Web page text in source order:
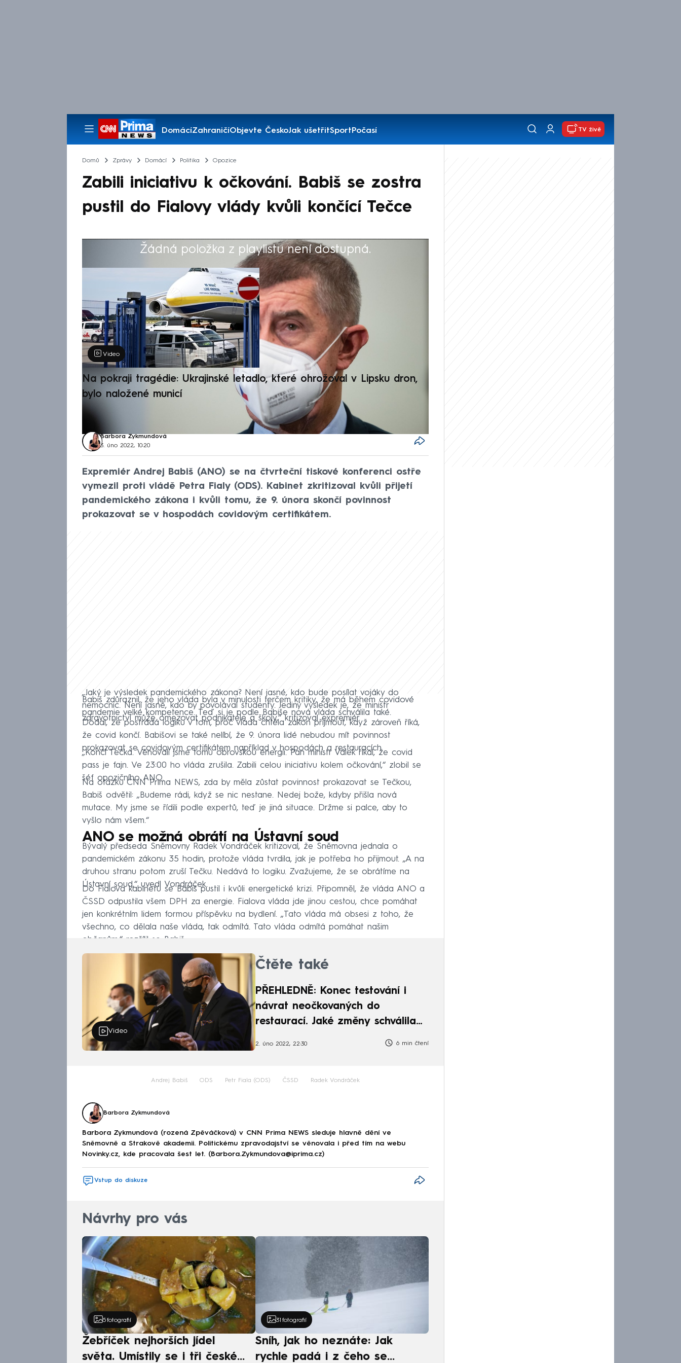
DomácíZahraničíObjevte ČeskoJak ušetřitSportPočasí
Pořady
TV živě
Domů Zprávy Domácí Politika Opozice
Zabili iniciativu k očkování. Babiš se zostra
pustil do Fialovy vlády kvůli končící Tečce
Žádná položka z playlistu není dostupná.
Výběr redakce
Video
Na pokraji tragédie: Ukrajinské letadlo, které ohrožoval v Lipsku dron,
bylo naložené municí
Barbora Zykmundová
3. úno 2022, 10:20
Expremiér Andrej Babiš (ANO) se na čtvrteční tiskové konferenci ostře
vymezil proti vládě Petra Fialy (ODS). Kabinet zkritizoval kvůli přijetí
pandemického zákona i kvůli tomu, že 9. února skončí povinnost
prokazovat se v hospodách covidovým certifikátem.
Babiš zdůraznil, že jeho vláda byla v minulosti terčem kritiky, že má během covidové
pandemie velké kompetence. Teď si je podle Babiše nová vláda schválila také.
„Jaký je výsledek pandemického zákona? Není jasné, kdo bude posílat vojáky do
nemocnic. Není jasné, kdo by povolával studenty. Jediný výsledek je, že ministr
zdravotnictví může omezovat podnikatele a školy,“ kritizoval expremiér.
Dodal, že postrádá logiku v tom, proč vláda chtěla zákon přijmout, když zároveň říká,
že covid končí. Babišovi se také nelíbí, že 9. února lidé nebudou mít povinnost
prokazovat se covidovým certifikátem například v hospodách a restauracích.
„Končí Tečka. Věnovali jsme tomu obrovskou energii. Pan ministr Válek říkal, že covid
pass je fajn. Ve 23:00 ho vláda zrušila. Zabili celou iniciativu kolem očkování,“ zlobil se
šéf opozičního ANO.
Na otázku CNN Prima NEWS, zda by měla zůstat povinnost prokazovat se Tečkou,
Babiš odvětil: „Budeme rádi, když se nic nestane. Nedej bože, kdyby přišla nová
mutace. My jsme se řídili podle expertů, teď je jiná situace. Držme si palce, aby to
vyšlo nám všem.“
ANO se možná obrátí na Ústavní soud
Bývalý předseda Sněmovny Radek Vondráček kritizoval, že Sněmovna jednala o
pandemickém zákonu 35 hodin, protože vláda tvrdila, jak je potřeba ho přijmout. „A na
druhou stranu potom zruší Tečku. Nedává to logiku. Zvažujeme, že se obrátíme na
Ústavní soud,“ uvedl Vondráček.
Do Fialova kabinetu se Babiš pustil i kvůli energetické krizi. Připomněl, že vláda ANO a
ČSSD odpustila všem DPH za energie. Fialova vláda jde jinou cestou, chce pomáhat
jen konkrétním lidem formou příspěvku na bydlení. „Tato vláda má obsesi z toho, že
všechno, co dělala naše vláda, tak odmítá. Tato vláda odmítá pomáhat našim
občanům,“ rozčílil se Babiš.
Video
Čtěte také
PŘEHLEDNĚ: Konec testování i
návrat neočkovaných do
restaurací. Jaké změny schválila
2. úno 2022, 22:30 6 min čtení
Andrej Babiš ODS Petr Fiala (ODS) ČSSD Radek Vondráček
Barbora Zykmundová
Barbora Zykmundová (rozená Zpěváčková) v CNN Prima NEWS sleduje hlavně dění ve
Sněmovně a Strakově akademii. Politickému zpravodajství se věnovala i před tím na webu
Novinky.cz, kde pracovala šest let. (Barbora.Zykmundova@iprima.cz)
Vstup do diskuze
Návrhy pro vás
5 fotografií
Žebříček nejhorších jídel
světa. Umístily se i tři české
31 fotografií
Sníh, jak ho neznáte: Jak
rychle padá i z čeho se